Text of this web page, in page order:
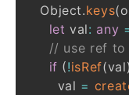
  Object
.keys(
let val: any
// use ref
if (!isRef(val)
      val
=